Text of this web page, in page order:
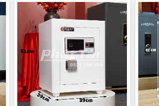
Cánh Két và miệng két được thiết kế dạng
phía trong cánh
bố trí ở 2 phía giúp két có khả năng chống
có chức năng an toàn) trên thân két được
tùy ý ( có báo động, dễ dàng thao tác sử
dẫn sau đó vặn chìa khóa
trong ngày ....